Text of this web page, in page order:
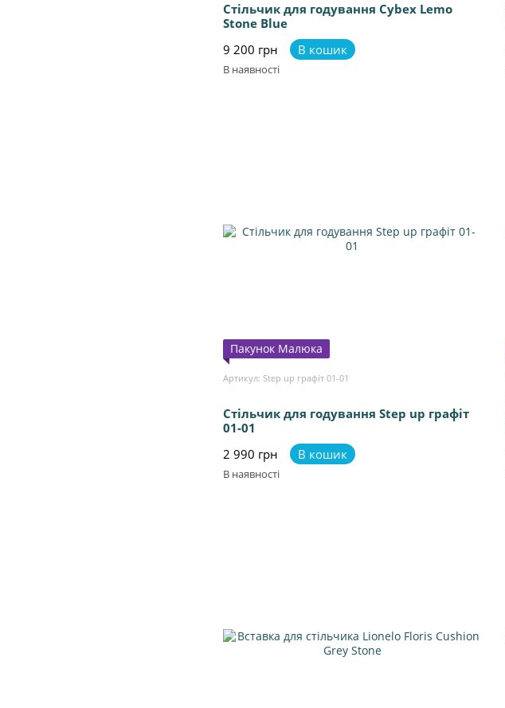
Стільчик для годування Cybex Lemo
Stone Blue
9 200 грн
В кошик
В наявності
Пакунок Малюка
Артикул: Step up графіт 01-01
Стільчик для годування Step up графіт
01-01
2 990 грн
В кошик
В наявності